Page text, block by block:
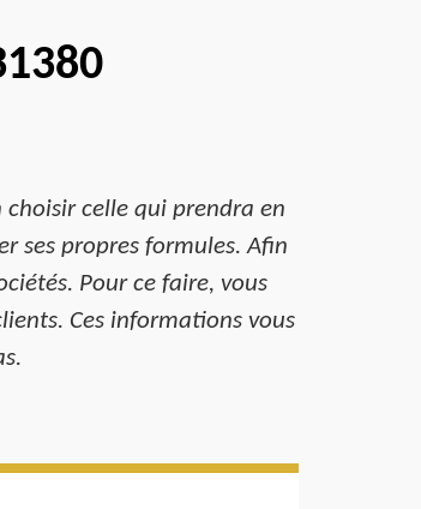
choisir celle qui prendra en
ses propres formules. Afin
Pour ce faire, vous
Ces informations vous